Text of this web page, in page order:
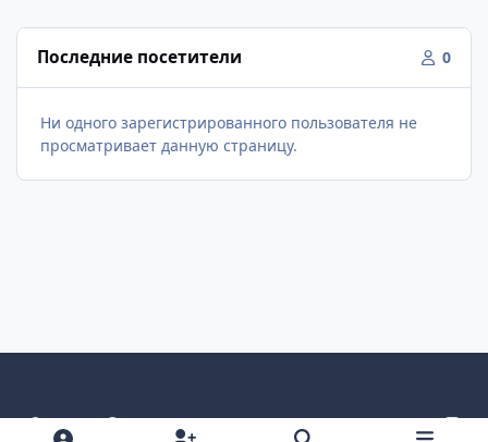
Последние посетители 0
Ни одного зарегистрированного пользователя не
просматривает данную страницу.
Светлый режим
Темный режим
Как в системе
v